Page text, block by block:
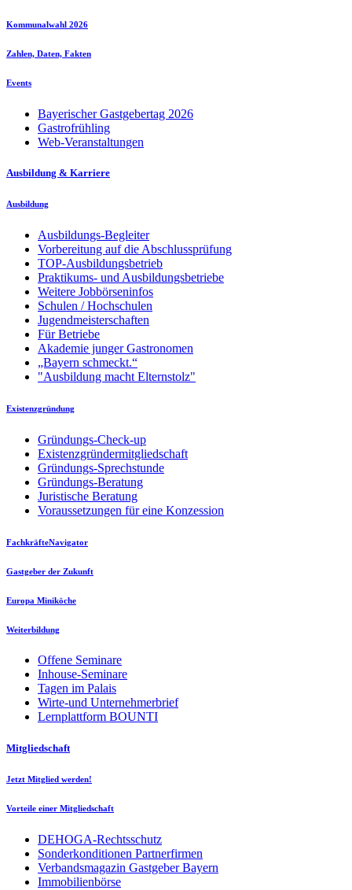
Kommunalwahl 2026
Zahlen, Daten, Fakten
Events
Bayerischer Gastgebertag 2026
Gastrofrühling
Web-Veranstaltungen
Ausbildung & Karriere
Ausbildung
Ausbildungs-Begleiter
Vorbereitung auf die Abschlussprüfung
TOP-Ausbildungsbetrieb
Praktikums- und Ausbildungsbetriebe
Weitere Jobbörseninfos
Schulen / Hochschulen
Jugendmeisterschaften
Für Betriebe
Akademie junger Gastronomen
„Bayern schmeckt.“
"Ausbildung macht Elternstolz"
Existenzgründung
Gründungs-Check-up
Existenzgründermitgliedschaft
Gründungs-Sprechstunde
Gründungs-Beratung
Juristische Beratung
Voraussetzungen für eine Konzession
FachkräfteNavigator
Gastgeber der Zukunft
Europa Miniköche
Weiterbildung
Offene Seminare
Inhouse-Seminare
Tagen im Palais
Wirte-und Unternehmerbrief
Lernplattform BOUNTI
Mitgliedschaft
Jetzt Mitglied werden!
Vorteile einer Mitgliedschaft
DEHOGA-Rechtsschutz
Sonderkonditionen Partnerfirmen
Verbandsmagazin Gastgeber Bayern
Immobilienbörse